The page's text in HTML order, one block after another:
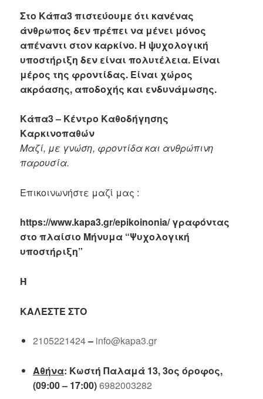
Στο Κάπα3 πιστεύουμε ότι κανένας
άνθρωπος δεν πρέπει να μένει μόνος
απέναντι στον καρκίνο. Η ψυχολογική
υποστήριξη δεν είναι πολυτέλεια. Είναι
μέρος της φροντίδας. Είναι χώρος
ακρόασης, αποδοχής και ενδυνάμωσης.
Κάπα3 – Κέντρο Καθοδήγησης
Καρκινοπαθών
Μαζί, με γνώση, φροντίδα και ανθρώπινη
παρουσία.
Επικοινωνήστε μαζί μας :
https://www.kapa3.gr/epikoinonia/ γραφόντας
στο πλαίσιο Μήνυμα “Ψυχολογική
υποστήριξη”
Ή
ΚΑΛΈΣΤΕ ΣΤΟ
2105221424– info@kapa3.gr
Αθήνα: Κωστή Παλαμά 13, 3ος όροφος,
(09:00 – 17:00)6982003282